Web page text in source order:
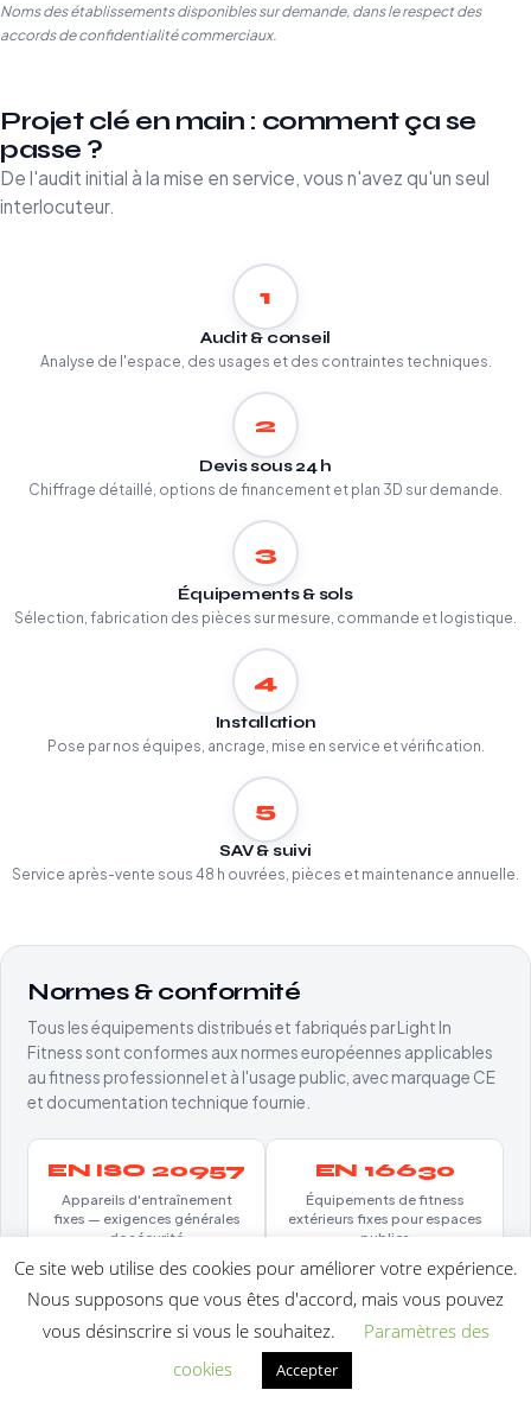
Noms des établissements disponibles sur demande, dans le respect des
accords de confidentialité commerciaux.
Projet clé en main : comment ça se
passe ?
De l'audit initial à la mise en service, vous n'avez qu'un seul
interlocuteur.
1
Audit & conseil
Analyse de l'espace, des usages et des contraintes techniques.
2
Devis sous 24 h
Chiffrage détaillé, options de financement et plan 3D sur demande.
3
Équipements & sols
Sélection, fabrication des pièces sur mesure, commande et logistique.
4
Installation
Pose par nos équipes, ancrage, mise en service et vérification.
5
SAV & suivi
Service après-vente sous 48 h ouvrées, pièces et maintenance annuelle.
Normes & conformité
Tous les équipements distribués et fabriqués par Light In
Fitness sont conformes aux normes européennes applicables
au fitness professionnel et à l'usage public, avec marquage CE
et documentation technique fournie.
EN ISO 20957
Appareils d'entraînement
fixes — exigences générales
de sécurité
EN 16630
Équipements de fitness
extérieurs fixes pour espaces
publics
Marquage CE
Conformité directive
substances
Acier EN
10025
Produits laminés à chaud —
nuances S275 et S355
Ce site web utilise des cookies pour améliorer votre expérience.
Nous supposons que vous êtes d'accord, mais vous pouvez
vous désinscrire si vous le souhaitez.
Paramètres des
cookies
Accepter